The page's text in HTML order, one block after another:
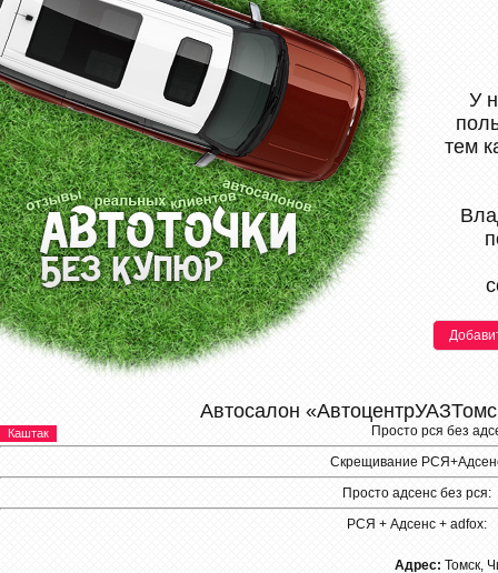
У
тем
Автосалон
Каштак
Просто рся без
Скрещивание
Просто адсенс без рся:
РСЯ + Адсенс + adfox:
Адрес: Томск,